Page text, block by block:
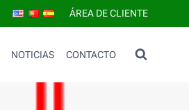
ÁREA DE CLIENTE
NOTICIAS CONTACTO